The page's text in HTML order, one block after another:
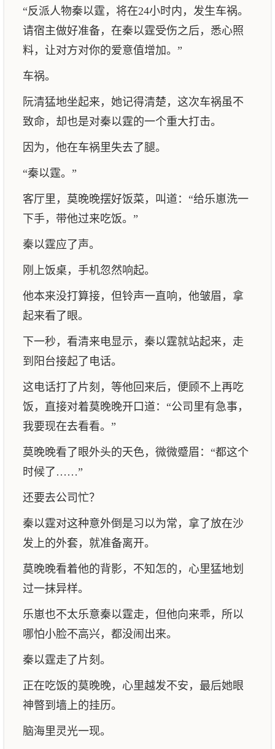
“反派人物秦以霆，将在24小时内，发生车祸。
请宿主做好准备，在秦以霆受伤之后，悉心照
料，让对方对你的爱意值增加。”
车祸。
阮清猛地坐起来，她记得清楚，这次车祸虽不
致命，却也是对秦以霆的一个重大打击。
因为，他在车祸里失去了腿。
“秦以霆。”
客厅里，莫晚晚摆好饭菜，叫道：“给乐崽洗一
下手，带他过来吃饭。”
秦以霆应了声。
刚上饭桌，手机忽然响起。
他本来没打算接，但铃声一直响，他皱眉，拿
起来看了眼。
下一秒，看清来电显示，秦以霆就站起来，走
到阳台接起了电话。
这电话打了片刻，等他回来后，便顾不上再吃
饭，直接对着莫晚晚开口道：“公司里有急事，
我要现在去看看。”
莫晚晚看了眼外头的天色，微微蹙眉：“都这个
时候了……”
还要去公司忙？
秦以霆对这种意外倒是习以为常，拿了放在沙
发上的外套，就准备离开。
莫晚晚看着他的背影，不知怎的，心里猛地划
过一抹异样。
乐崽也不太乐意秦以霆走，但他向来乖，所以
哪怕小脸不高兴，都没闹出来。
秦以霆走了片刻。
正在吃饭的莫晚晚，心里越发不安，最后她眼
神暼到墙上的挂历。
脑海里灵光一现。